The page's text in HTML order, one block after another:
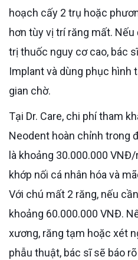
hoạch cấy 2 trụ hoặc
hơn tùy vị trí răng mất.
trị thuốc nguy cơ cao, bác
Implant và dùng phục hình
gian chờ.
Tại Dr. Care, chi phí tham khảo cho 1 răng Implant
Neodent hoàn chỉnh trong
là khoảng 30.000.000
khớp nối cá nhân hóa và
Với chú mất 2 răng, nếu
khoảng 60.000.000 VNĐ.
xương, răng tạm hoặc xét
phẫu thuật, bác sĩ sẽ báo